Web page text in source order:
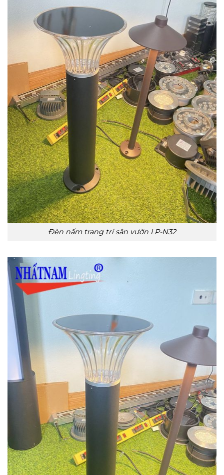
Đèn nấm trang trí sân vườn LP-N32